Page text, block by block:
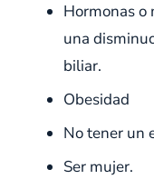
Hormonas o
una
biliar.
Obesidad
No tener un
Ser mujer.